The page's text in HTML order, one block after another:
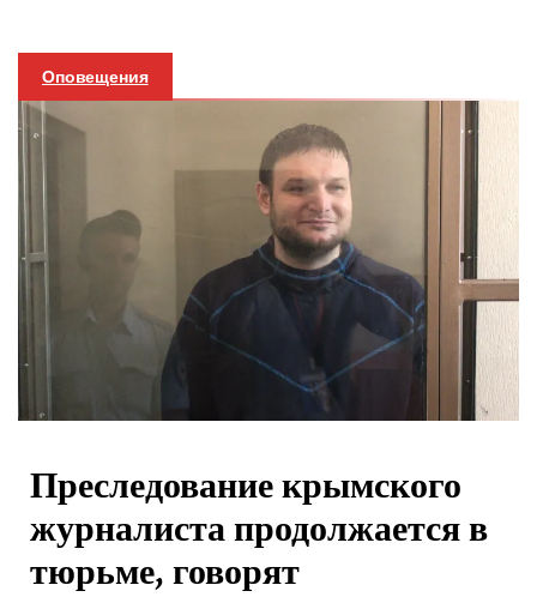
Оповещения
Преследование крымского
журналиста продолжается в
тюрьме, говорят